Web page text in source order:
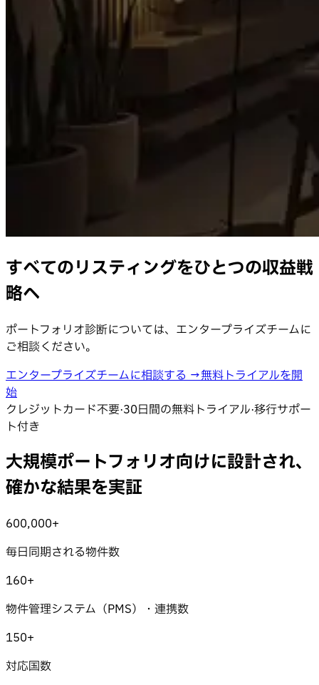
すべてのリスティングをひとつの収益戦
略へ
ポートフォリオ診断については、エンタープライズチームに
ご相談ください。
エンタープライズチームに相談する→無料トライアルを開
始
クレジットカード不要·30日間の無料トライアル·移行サポー
ト付き
大規模ポートフォリオ向けに設計され、
確かな結果を実証
600,000+
毎日同期される物件数
160+
物件管理システム（PMS）・連携数
150+
対応国数